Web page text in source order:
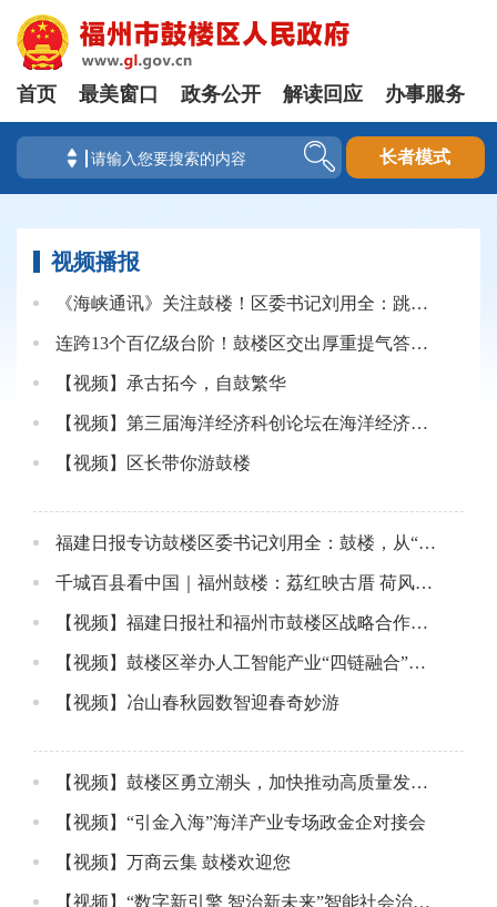
首页 最美窗口 政务公开 解读回应 办事服务
长者模式
视频播报
《海峡通讯》关注鼓楼！区委书记刘用全：跳出福建看鼓楼、对标全国争一流
连跨13个百亿级台阶！鼓楼区交出厚重提气答卷！
【视频】承古拓今，自鼓繁华
【视频】第三届海洋经济科创论坛在海洋经济科创高地举办
【视频】区长带你游鼓楼
福建日报专访鼓楼区委书记刘用全：鼓楼，从“寸土寸金”到“金融活水”奔涌
千城百县看中国｜福州鼓楼：荔红映古厝 荷风醉西湖
【视频】福建日报社和福州市鼓楼区战略合作签约仪式暨“家在鼓楼”融媒体工作室揭牌仪式举行
【视频】鼓楼区举办人工智能产业“四链融合”供需对接暨数字化转型典型经验分享会
【视频】冶山春秋园数智迎春奇妙游
【视频】鼓楼区勇立潮头，加快推动高质量发展！
【视频】“引金入海”海洋产业专场政金企对接会
【视频】万商云集 鼓楼欢迎您
【视频】“数字新引擎 智治新未来”智能社会治理主题活动在鼓楼区举行